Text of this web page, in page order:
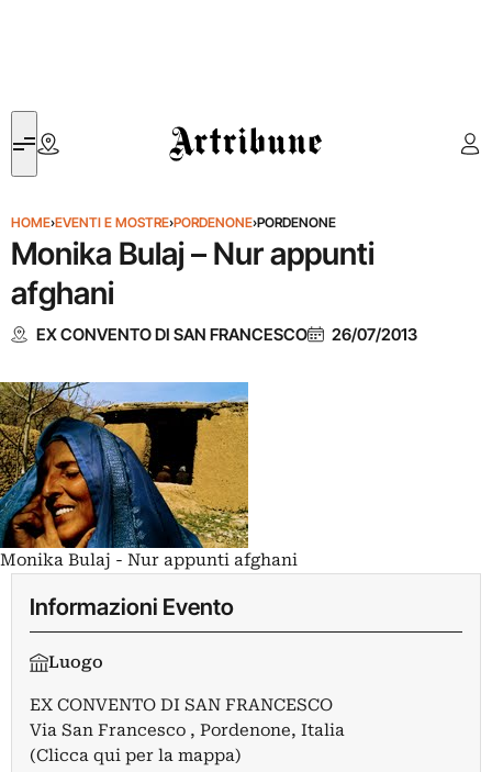
Artribune
HOME›EVENTI E MOSTRE›PORDENONE›PORDENONE
Monika Bulaj – Nur appunti
afghani
EX CONVENTO DI SAN FRANCESCO 26/07/2013
Monika Bulaj - Nur appunti afghani
Informazioni Evento
Luogo
EX CONVENTO DI SAN FRANCESCO
Via San Francesco , Pordenone, Italia
(Clicca qui per la mappa)